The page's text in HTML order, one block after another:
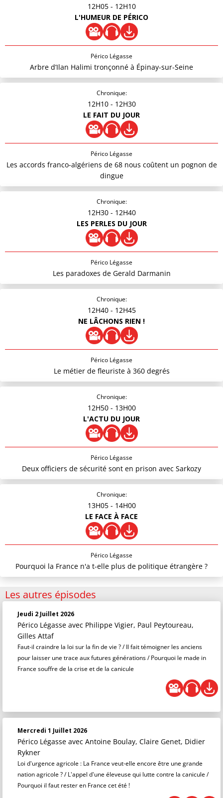
12H05 - 12H10
L'HUMEUR DE PÉRICO
Périco Légasse
Arbre d’Ilan Halimi tronçonné à Épinay-sur-Seine
Chronique:
12H10 - 12H30
LE FAIT DU JOUR
Périco Légasse
Les accords franco-algériens de 68 nous coûtent un pognon de
dingue
Chronique:
12H30 - 12H40
LES PERLES DU JOUR
Périco Légasse
Les paradoxes de Gerald Darmanin
Chronique:
12H40 - 12H45
NE LÂCHONS RIEN !
Périco Légasse
Le métier de fleuriste à 360 degrés
Chronique:
12H50 - 13H00
L'ACTU DU JOUR
Périco Légasse
Deux officiers de sécurité sont en prison avec Sarkozy
Chronique:
13H05 - 14H00
LE FACE À FACE
Périco Légasse
Pourquoi la France n'a t-elle plus de politique étrangère ?
Les autres épisodes
Jeudi 2 Juillet 2026
Périco Légasse avec Philippe Vigier, Paul Peytoureau,
Gilles Attaf
Faut-il craindre la loi sur la fin de vie ? / Il fait témoigner les anciens
pour laisser une trace aux futures générations / Pourquoi le made in
France souffre de la crise et de la canicule
Mercredi 1 Juillet 2026
Périco Légasse avec Antoine Boulay, Claire Genet, Didier
Rykner
Loi d'urgence agricole : La France veut-elle encore être une grande
nation agricole ? / L'appel d'une éleveuse qui lutte contre la canicule /
Pourquoi il faut rester en France cet été !